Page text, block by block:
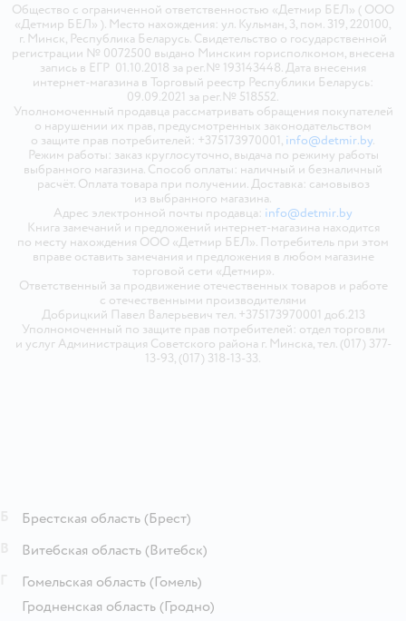
Общество с ограниченной ответственностью «Детмир БЕЛ» ( ООО
«Детмир БЕЛ» ). Место нахождения: ул. Кульман, 3, пом. 319, 220100,
г. Минск, Республика Беларусь. Свидетельство о государственной
регистрации № 0072500 выдано Минским горисполкомом, внесена
запись в ЕГР 01.10.2018 за рег.№ 193143448. Дата внесения
интернет-магазина в Торговый реестр Республики Беларусь:
09.09.2021 за рег.№ 518552.
Уполномоченный продавца рассматривать обращения покупателей
о нарушении их прав, предусмотренных законодательством
о защите прав потребителей: +375173970001, info@detmir.by.
Режим работы: заказ круглосуточно, выдача по режиму работы
выбранного магазина. Способ оплаты: наличный и безналичный
расчёт. Оплата товара при получении. Доставка: самовывоз
из выбранного магазина.
Адрес электронной почты продавца: info@detmir.by
Книга замечаний и предложений интернет-магазина находится
по месту нахождения ООО «Детмир БЕЛ». Потребитель при этом
вправе оставить замечания и предложения в любом магазине
торговой сети «Детмир».
Ответственный за продвижение отечественных товаров и работе
с отечественными производителями
Добрицкий Павел Валерьевич тел. +375173970001 доб.213
Уполномоченный по защите прав потребителей: отдел торговли
и услуг Администрация Советского района г. Минска, тел. (017) 377-
13-93, (017) 318-13-33.
Брестская область (Брест)
Витебская область (Витебск)
Гомельская область (Гомель)
Гродненская область (Гродно)